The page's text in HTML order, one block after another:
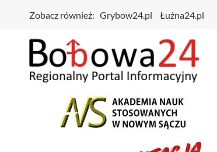
Zobacz również: Grybow24.pl Łużna24.pl